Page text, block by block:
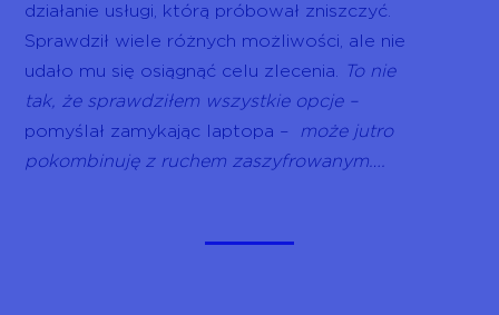
działanie usługi, którą próbował zniszczyć.
Sprawdził wiele różnych możliwości, ale nie
udało mu się osiągnąć celu zlecenia.
To nie
tak, że sprawdziłem wszystkie opcje –
pomyślał zamykając laptopa –
może jutro
pokombinuję z ruchem zaszyfrowanym….